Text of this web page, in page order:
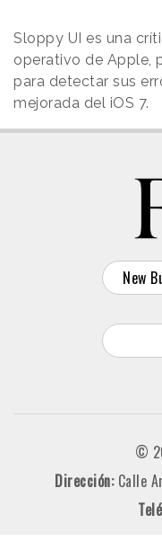
Sloppy UI es una
operativo de Apple,
para detectar sus
mejorada del iOS 7.
New
©
Dirección: Calle